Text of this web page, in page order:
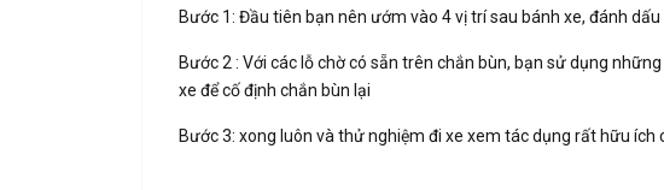
Bước 1: Đầu tiên bạn nên ướm vào 4 vị trí sau bánh xe, đánh
Bước 2 : Với các lỗ chờ có sẵn trên chắn bùn, bạn sử dụng
xe để cố định chắn bùn lại
Bước 3: xong luôn và thử nghiệm đi xe xem tác dụng rất hữu ích